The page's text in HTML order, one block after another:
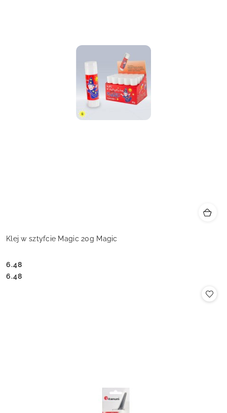
Klej w sztyfcie Magic 20g Magic
Cena:
6.48
Cena:
6.48